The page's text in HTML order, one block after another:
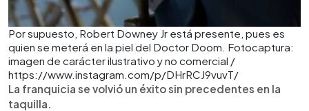
Por supuesto, Robert Downey Jr está presente, pues es
quien se meterá en la piel del Doctor Doom. Fotocaptura:
imagen de carácter ilustrativo y no comercial /
https://www.instagram.com/p/DHrRCJ9vuvT/
La franquicia se volvió un éxito sin precedentes en la
taquilla.